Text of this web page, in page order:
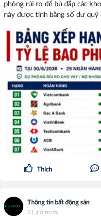
phòng rủi ro để bù đắp các
này được tính bằng số dư
Thích
Thông tin bất động sản
21 giờ trước